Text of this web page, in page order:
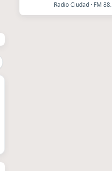
Radio Ciudad · FM